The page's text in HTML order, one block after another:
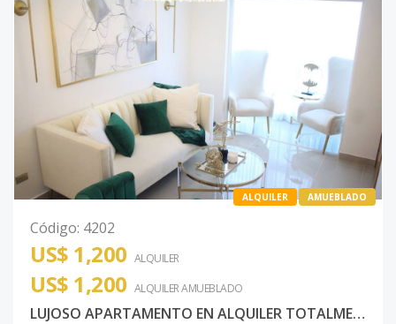
ALQUILER AMUEBLADO
Código: 4202
US$ 1,200 ALQUILER
US$ 1,200 ALQUILERAMUEBLADO
LUJOSO APARTAMENTO EN ALQUILER TOTALMENTE AMUEBLADO SANTO DOMINGO ESTE